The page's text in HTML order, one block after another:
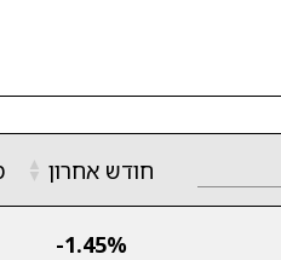
חודש אחרון ▲
▼
-1.45%